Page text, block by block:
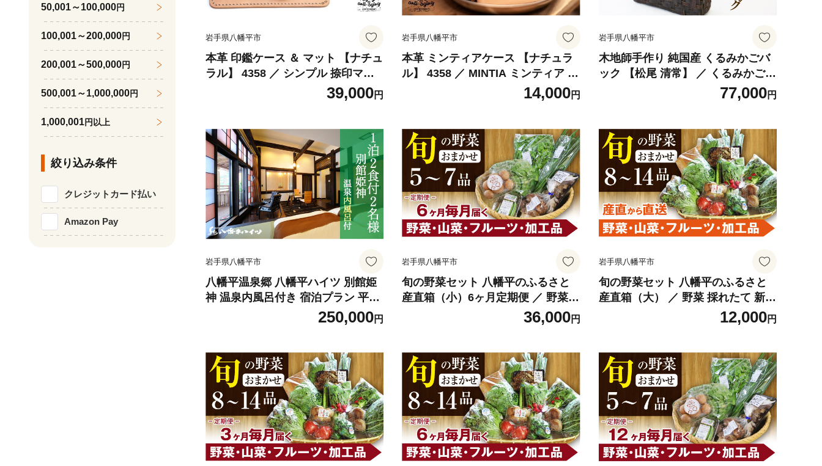
岩手県八幡平市
本革 印鑑ケース ＆ マット 【ナチュ
ラル】 4358 ／ シンプル 捺印マッ
ト 印鑑マット はんこケース 判子ケ
ース ハンコケース セット 印鑑 はん
ラフト レザー レザー製品 おしゃれ
オシャレ お洒落 おすすめ オススメ
東北 岩手県 はちまんたい
39,000円
岩手県八幡平市
本革 ミンティアケース 【ナチュラ
ル】 4358 ／ MINTIA ミンティア ケ
ース 革製 革小物 革製品 レザークラ
フト レザー レザー製品 レザー小物
レディース メンズ シンプル おしゃ
れ お洒落 オシャレ シンプル 本革製
革小物 おすすめ オススメ
14,000円
岩手県八幡平市
木地師手作り 純国産 くるみかごバ
ック 【松尾 清常】 ／ くるみかご
バック かごバック 篭バック クルミ
かご A4サイズ収納可 皮細工 伝統工
桃 クルミ くるみ 篭 籠 かご カゴ バ
ック バッグ チャーム付き チャーム
工芸品 A4サイズ収納 ナチュラル
77,000円
岩手県八幡平市
八幡平温泉郷 八幡平ハイツ 別館姫
神 温泉内風呂付き 宿泊プラン 平日
限定 ／ 2名様 1泊2日 食事付き ／
ペア 一泊二食 1泊2食 食事付き 宿
サウナ 旅行 観光旅行 家族旅行 夫婦
カップル 記念日 デート 東北 岩手県
八幡平市 人気 おすすめ オススメ
250,000円
岩手県八幡平市
旬の野菜セット 八幡平のふるさと
産直箱（小）6ヶ月定期便 ／ 野菜
定期便 採れたて 新鮮 おまかせ 詰合
せ 詰め合わせ 野菜の詰合せ セット
産地直送 直送 葉物 自宅用 家庭用
お取り寄せ お取寄せ 冷蔵発送 東北
人気 おすすめ オススメ 【あすぴー
て】
36,000円
岩手県八幡平市
旬の野菜セット 八幡平のふるさと
産直箱（大） ／ 野菜 採れたて 新鮮
おまかせ 詰合せ 詰め合わせ 野菜の
詰合せ セット ご当地 やさい お野菜
葉物 自宅用 家庭用 お取り寄せ お取
寄せ 取り寄せ 冷蔵 冷蔵発送 東北
人気 おすすめ オススメ 【あすぴー
て】
12,000円
50,001～100,000円
100,001～200,000円
200,001～500,000円
500,001～1,000,000円
1,000,001円以上
絞り込み条件
クレジットカード払い
Amazon Pay